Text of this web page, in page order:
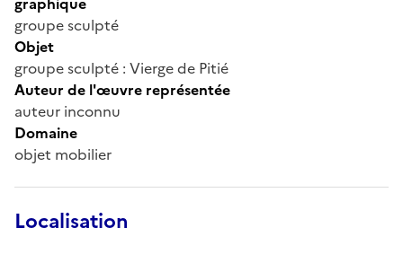
groupe sculpté
Objet
groupe sculpté : Vierge de Pitié
Auteur de l'œuvre représentée
auteur inconnu
Domaine
objet mobilier
Localisation